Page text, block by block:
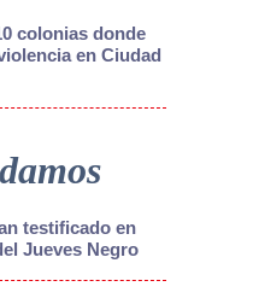
colonias donde
en Ciudad
testificado en
Jueves Negro